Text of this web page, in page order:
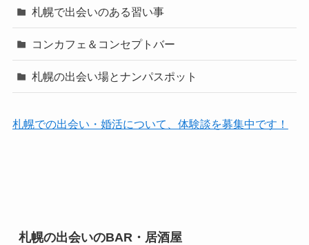
札幌で出会いのある習い事
コンカフェ＆コンセプトバー
札幌の出会い場とナンパスポット
札幌での出会い・婚活について、体験談を募集中です！
札幌の出会いのBAR・居酒屋